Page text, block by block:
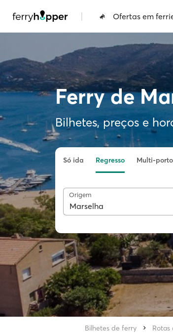
| Ofertas em
Ferry de
Bilhetes, preços e
Só ida Regresso Multi-porto
Origem
Bilhetes de ferry Rotas